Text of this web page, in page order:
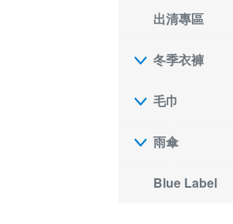
出清專區
冬季衣褲
毛巾
雨傘
Blue Label